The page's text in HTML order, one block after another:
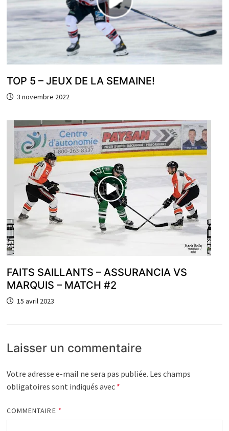
TOP 5 – JEUX DE LA SEMAINE!
3 novembre 2022
FAITS SAILLANTS – ASSURANCIA VS
MARQUIS – MATCH #2
15 avril 2023
Laisser un commentaire
Votre adresse e-mail ne sera pas publiée. Les champs
obligatoires sont indiqués avec *
COMMENTAIRE *